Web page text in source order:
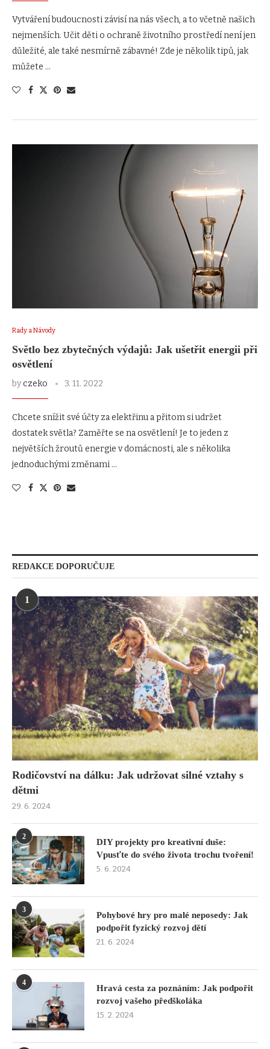
Vytváření budoucnosti závisí na nás všech, a to včetně našich
nejmenších. Učit děti o ochraně životního prostředí není jen
důležité, ale také nesmírně zábavné! Zde je několik tipů, jak
můžete …
Rady a Návody
Světlo bez zbytečných výdajů: Jak ušetřit energii při
osvětlení
byczeko 3. 11. 2022
Chcete snížit své účty za elektřinu a přitom si udržet
dostatek světla? Zaměřte se na osvětlení! Je to jeden z
největších žroutů energie v domácnosti, ale s několika
jednoduchými změnami …
REDAKCE DOPORUČUJE
1
Rodičovství na dálku: Jak udržovat silné vztahy s
dětmi
29. 6. 2024
2
DIY projekty pro kreativní duše:
Vpusťte do svého života trochu tvoření!
5. 6. 2024
3
Pohybové hry pro malé neposedy: Jak
podpořit fyzický rozvoj dětí
21. 6. 2024
4
Hravá cesta za poznáním: Jak podpořit
rozvoj vašeho předškoláka
15. 2. 2024